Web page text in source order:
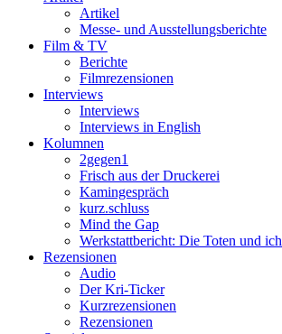
Artikel
Messe- und Ausstellungsberichte
Film & TV
Berichte
Filmrezensionen
Interviews
Interviews
Interviews in English
Kolumnen
2gegen1
Frisch aus der Druckerei
Kamingespräch
kurz.schluss
Mind the Gap
Werkstattbericht: Die Toten und ich
Rezensionen
Audio
Der Kri-Ticker
Kurzrezensionen
Rezensionen